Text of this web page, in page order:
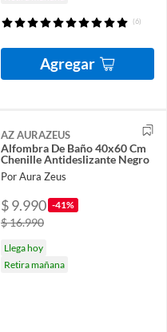
(6)
Agregar
AZ AURAZEUS
Alfombra De Baño 40x60 Cm
Chenille Antideslizante Negro
Por Aura Zeus
$ 9.990 -41%
$ 16.990
Llega hoy
Retira mañana